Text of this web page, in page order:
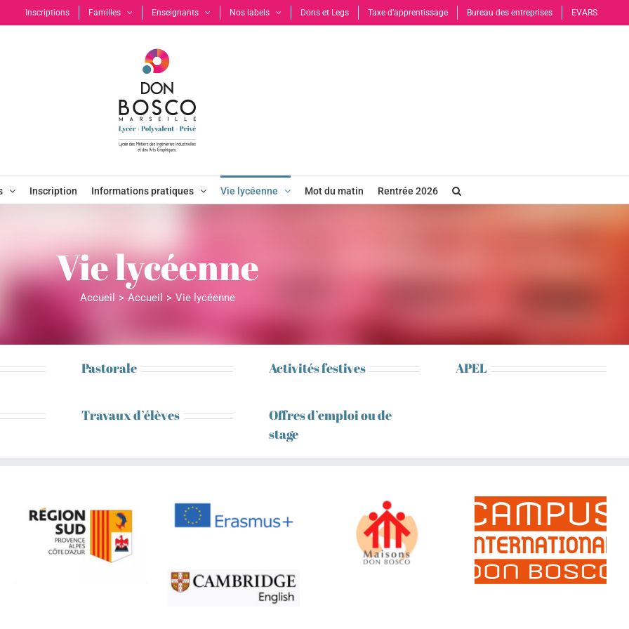
Inscriptions Familles Enseignants Nos labels Dons et Legs Taxe d’apprentissage Bureau des entreprises EVARS
Inscription Informations pratiques Vie lycéenne Mot du matin Rentrée 2026
Vie lycéenne
Accueil Accueil Vie lycéenne
Pastorale Activités festives APEL
Travaux d’élèves
Offres d’emploi ou de
stage